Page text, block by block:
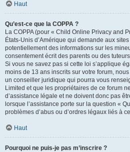
Haut
Qu’est-ce que la COPPA ?
La COPPA (pour « Child Online Privacy and
États-Unis d’Amérique qui demande aux
potentiellement des informations sur les
consentement écrit des parents ou des
Si vous ne savez pas si cette loi s’applique
moins de 13 ans inscrits sur votre forum,
un conseiller juridique qui pourra vous
Limited et que les propriétaires de ce forum
d’assistance légale et ne doivent donc pas
lorsque l’assistance porte sur la question «
problèmes d’abus ou d’ordres légaux liés à
Haut
Pourquoi ne puis-je pas m’inscrire ?